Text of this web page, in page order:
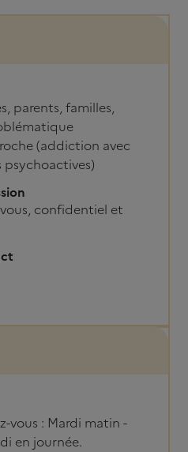
parents, familles,
(addiction avec
psychoactives)
confidentiel et
vous : Mardi matin -
en journée.